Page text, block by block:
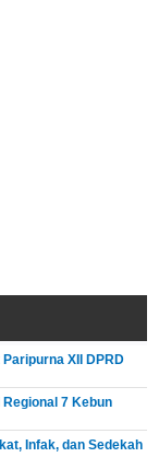
XII DPRD
7 Kebun
Infak, dan Sedekah